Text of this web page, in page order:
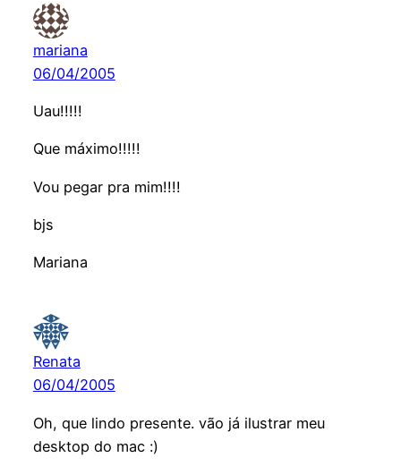
mariana
06/04/2005
Uau!!!!!
Que máximo!!!!!
Vou pegar pra mim!!!!
bjs
Mariana
Renata
06/04/2005
Oh, que lindo presente. vão já ilustrar meu
desktop do mac :)